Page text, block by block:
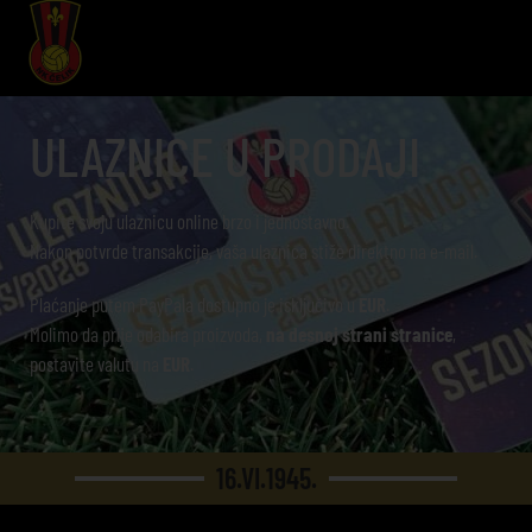
ULAZNICE U PRODAJI
Kupite svoju ulaznicu online brzo i jednostavno.
Nakon potvrde transakcije, vaša ulaznica stiže direktno na e-mail.
Plaćanje putem PayPala dostupno je isključivo u
Molimo da prije odabira proizvoda,
na desnoj strani stranice,
postavite valutu na